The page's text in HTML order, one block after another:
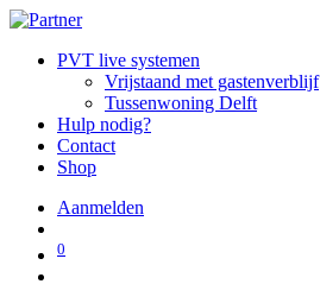
PVT live systemen
Vrijstaand met gastenverblijf
Tussenwoning Delft
Hulp nodig?
Contact
Shop
Aanmelden
0